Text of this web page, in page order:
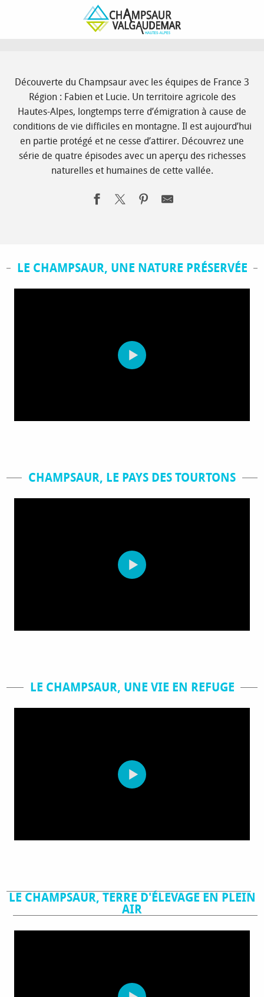
Vivre Vallées vivantes
Savoir faire en Champsaur
Découverte du Champsaur avec les équipes de France 3
Région : Fabien et Lucie. Un territoire agricole des
Hautes-Alpes, longtemps terre d’émigration à cause de
conditions de vie difficiles en montagne. Il est aujourd’hui
en partie protégé et ne cesse d’attirer. Découvrez une
série de quatre épisodes avec un aperçu des richesses
naturelles et humaines de cette vallée.
LE CHAMPSAUR, UNE NATURE PRÉSERVÉE
CHAMPSAUR, LE PAYS DES TOURTONS
LE CHAMPSAUR, UNE VIE EN REFUGE
LE CHAMPSAUR, TERRE D'ÉLEVAGE EN PLEIN
AIR